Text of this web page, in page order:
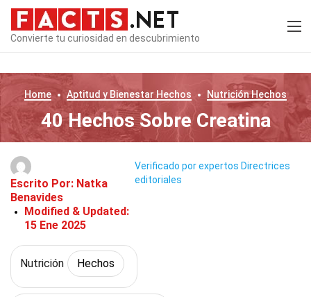
Convierte tu curiosidad en descubrimiento
Home Aptitud y Bienestar Hechos NutriciónHechos
40 Hechos Sobre Creatina
Escrito Por: Natka
Benavides
Modified & Updated:
15 Ene 2025
Verificado por expertos Directrices
editoriales
Nutrición Hechos